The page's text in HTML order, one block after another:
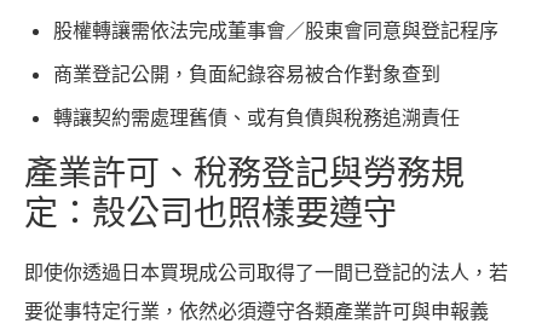
股權轉讓需依法完成董事會／股東會同意與登記程序
商業登記公開，負面紀錄容易被合作對象查到
轉讓契約需處理舊債、或有負債與稅務追溯責任
產業許可、稅務登記與勞務規
定：殼公司也照樣要遵守
即使你透過日本買現成公司取得了一間已登記的法人，若
要從事特定行業，依然必須遵守各類產業許可與申報義